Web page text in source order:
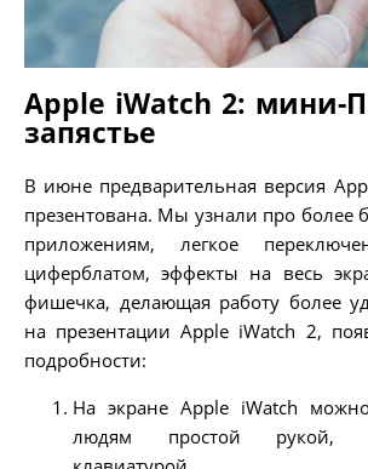
Apple iWatch 2: мини-
запястье
В июне предварительная версия
презентована. Мы узнали про более
приложениям, легкое
циферблатом, эффекты на весь
фишечка, делающая работу более
на презентации Apple iWatch 2,
подробности:
На экране Apple iWatch
людям простой рукой,